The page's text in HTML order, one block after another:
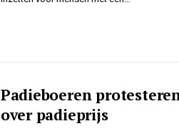
Padieboeren
over padieprijs